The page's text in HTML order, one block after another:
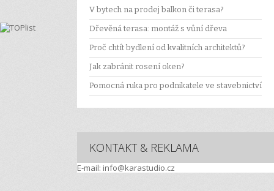
V bytech na prodej balkon či terasa?
Dřevěná terasa: montáž s vůní dřeva
Proč chtít bydlení od kvalitních architektů?
Jak zabránit rosení oken?
Pomocná ruka pro podnikatele ve stavebnictví
KONTAKT & REKLAMA
E-mail: info@karastudio.cz